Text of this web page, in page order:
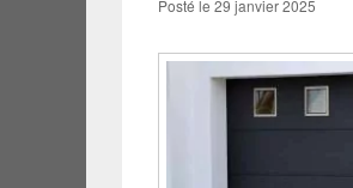
Posté le 29 janvier 2025